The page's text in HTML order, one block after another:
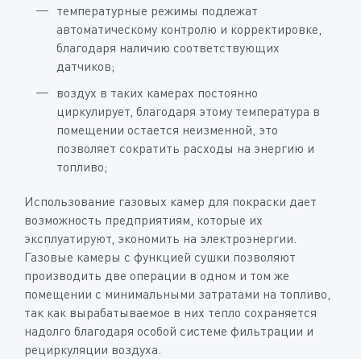
температурные режимы подлежат
автоматическому контролю и корректировке,
благодаря наличию соответствующих
датчиков;
воздух в таких камерах постоянно
циркулирует, благодаря этому температура в
помещении остается неизменной, это
позволяет сократить расходы на энергию и
топливо;
Использование газовых камер для покраски дает
возможность предприятиям, которые их
эксплуатируют, экономить на электроэнергии.
Газовые камеры с функцией сушки позволяют
производить две операции в одном и том же
помещении с минимальными затратами на топливо,
так как вырабатываемое в них тепло сохраняется
надолго благодаря особой системе фильтрации и
рециркуляции воздуха.